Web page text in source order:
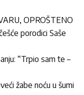
OPROŠTENO
porodici Saše
“Trpio sam te –
žabe noću u šumi